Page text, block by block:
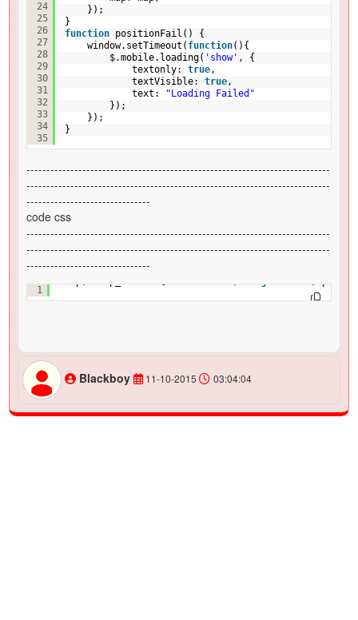
24
25
26
27
28
29
30
31
32
33
34
35
});
}
function positionFail() {
window.setTimeout( function(){
$.mobile.loading( 'show' , {
textonly: true ,
textVisible: true ,
text:
"Loading Failed"
});
});
}
----------------------------------------------------------------------------
----------------------------------------------------------------------------
-------------------------------
code css
----------------------------------------------------------------------------
----------------------------------------------------------------------------
-------------------------------
1
Blackboy 11-10-2015 03:04:04